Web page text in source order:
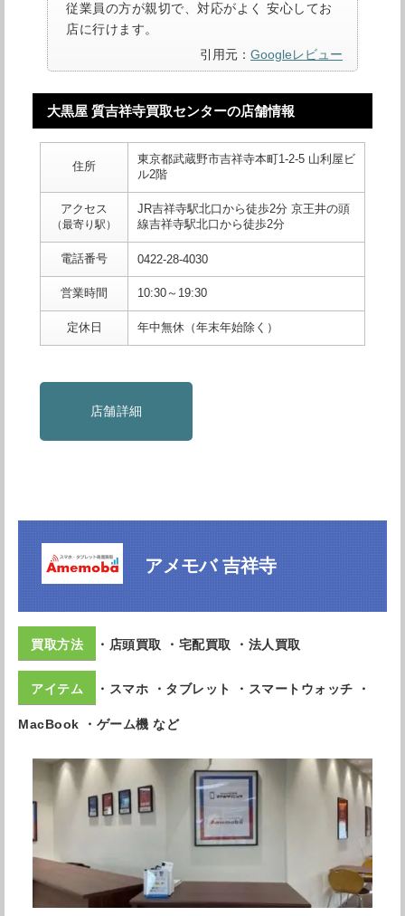
従業員の方が親切で、対応がよく 安心してお
店に行けます。
引用元： Googleレビュー
大黒屋 質吉祥寺買取センターの店舗情報
住所
東京都武蔵野市吉祥寺本町1-2-5 山利屋ビ
ル2階
アクセス
（最寄り駅）
JR吉祥寺駅北口から徒歩2分 京王井の頭
線吉祥寺駅北口から徒歩2分
電話番号 0422-28-4030
営業時間 10:30～19:30
定休日 年中無休（年末年始除く）
店舗詳細
アメモバ 吉祥寺
・店頭買取 ・宅配買取 ・法人買取
・スマホ ・タブレット ・スマートウォッチ ・
MacBook ・ゲーム機 など